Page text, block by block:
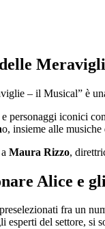
– il Musical” è
personaggi iconici
o, insieme alle
Maura Rizzo,
Alice e
fra un
esperti del settore, si